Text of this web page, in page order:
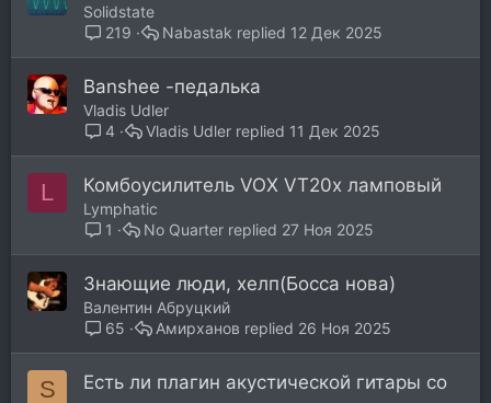
Solidstate
219
12 Дек 2025
Nabastak
Banshee -педалька
Vladis Udler
4
11 Дек 2025
Vladis Udler
L Комбоусилитель VOX VT20x ламповый
Lymphatic
1
27 Ноя 2025
No Quarter
Знающие люди, хелп(Босса нова)
Валентин Абруцкий
65
26 Ноя 2025
Aмирханов
S
Есть ли плагин акустической гитары со